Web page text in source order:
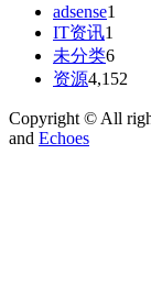
adsense1
IT资讯1
未分类6
资源4,152
Copyright © All
and Echoes